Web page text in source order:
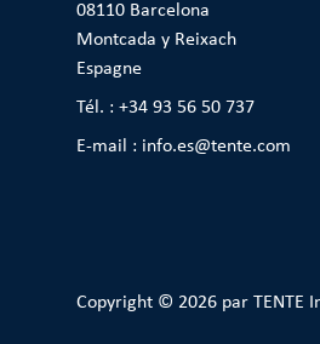
08110 Barcelona
Montcada y Reixach
Espagne
Tél. : +34 93 56 50 737
E-mail : info.es@tente.com
Copyright © 2026 par TENTE